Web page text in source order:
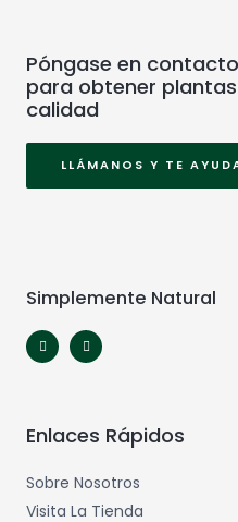
Póngase en
para obtener
calidad
LLÁMANOS Y TE
Simplemente Natural
Enlaces Rápidos
Sobre Nosotros
Visita La Tienda